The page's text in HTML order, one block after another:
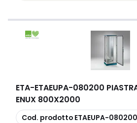
ETA-ETAEUPA-080200
ENUX 800X2000
copia
Cod. prodotto ETAEUPA-080200